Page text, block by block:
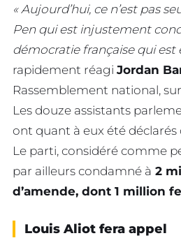
« Aujourd’hui, ce n’est pas
Pen qui est injustement
démocratie française qui est
rapidement réagi Jordan
Rassemblement national,
Les douze assistants
ont quant à eux été déclarés
Le parti, considéré comme
par ailleurs condamné à 2
d’amende, dont 1 million
Louis Aliot fera appel